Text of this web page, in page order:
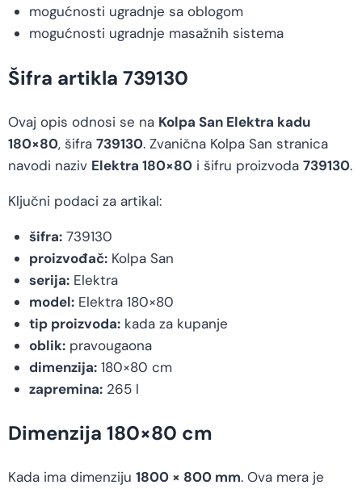
mogućnosti ugradnje sa oblogom
mogućnosti ugradnje masažnih sistema
Šifra artikla 739130
Ovaj opis odnosi se na Kolpa San Elektra kadu
180×80, šifra 739130. Zvanična Kolpa San stranica
navodi naziv Elektra 180×80 i šifru proizvoda 739130.
Ključni podaci za artikal:
šifra:739130
proizvođač:Kolpa San
serija:Elektra
model:Elektra 180×80
tip proizvoda:kada za kupanje
oblik:pravougaona
dimenzija:180×80 cm
zapremina:265 l
Dimenzija 180×80 cm
Kada ima dimenziju 1800 × 800 mm. Ova mera je